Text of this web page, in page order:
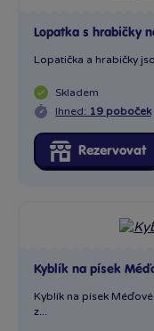
Lopatka s hrabičky
Lopatička a hrabičky
Skladem
Ihned: 19 poboček
Rezervovat
Kyblík na písek
Kyblík na písek
z...